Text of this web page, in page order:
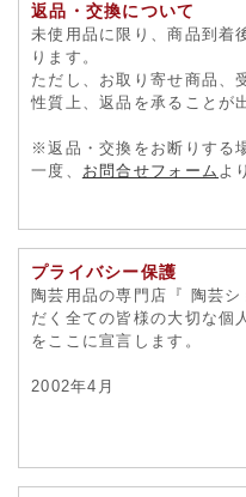
返品・交換について
未使用品に限り、商品到着
ります。
ただし、お取り寄せ商品、
性質上、返品を承ることが
※返品・交換をお断りする
一度、 お問合せフォーム よ
プライバシー保護
陶芸用品の専門店『 陶芸
だく全ての皆様の大切な個
をここに宣言します。
2002年4月